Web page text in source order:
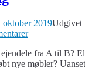
oktober 2019Udgivet
til
fra A til B?
nye møbler?